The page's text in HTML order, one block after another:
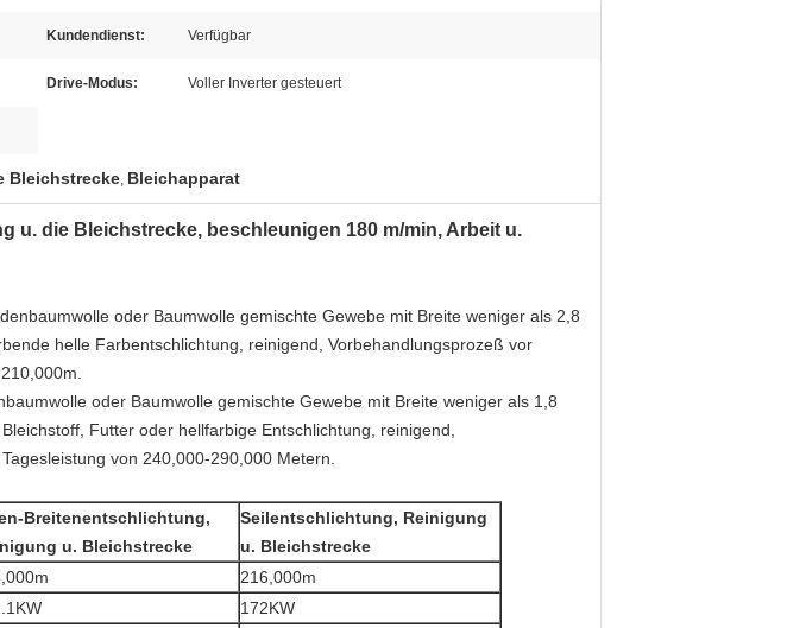
Kundendienst: Verfügbar
Drive-Modus: Voller Inverter gesteuert
Bleichstrecke, Bleichapparat
u. die Bleichstrecke, beschleunigen 180 m/min, Arbeit u.
oder Baumwolle gemischte Gewebe mit Breite weniger als 2,8
helle Farbentschlichtung, reinigend, Vorbehandlungsprozeß vor
oder Baumwolle gemischte Gewebe mit Breite weniger als 1,8
Futter oder hellfarbige Entschlichtung, reinigend,
von 240,000-290,000 Metern.
Breitenentschlichtung,
u. Bleichstrecke
Seilentschlichtung, Reinigung
u. Bleichstrecke
216,000m
172KW